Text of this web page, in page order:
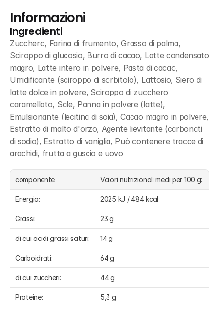
Informazioni
Ingredienti
Zucchero, Farina di frumento, Grasso di palma,
Sciroppo di glucosio, Burro di cacao, Latte condensato
magro, Latte intero in polvere, Pasta di cacao,
Umidificante (sciroppo di sorbitolo), Lattosio, Siero di
latte dolce in polvere, Sciroppo di zucchero
caramellato, Sale, Panna in polvere (latte),
Emulsionante (lecitina di soia), Cacao magro in polvere,
Estratto di malto d'orzo, Agente lievitante (carbonati
di sodio), Estratto di vaniglia, Può contenere tracce di
arachidi, frutta a guscio e uovo
componente Valori nutrizionali medi per 100 g:
Energia: 2025 kJ / 484 kcal
Grassi: 23 g
di cui acidi grassi saturi: 14 g
Carboidrati: 64 g
di cui zuccheri: 44 g
Proteine: 5,3 g